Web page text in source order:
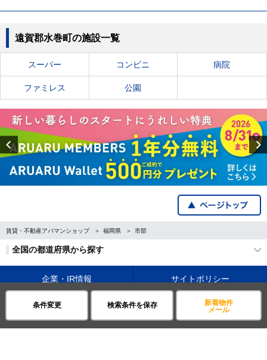
条件変更 検索条件を保存
新着物件
メール
遠賀郡水巻町の施設一覧
スーパー コンビニ 病院
ファミレス 公園
Previous
賃貸・不動産アパマンショップ 福岡県 市部
全国の都道府県から探す
企業・IR情報 サイトポリシー
プライバシーポリシー 運営会社について